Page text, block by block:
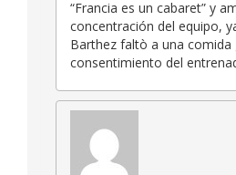
“Francia es un cabaret” y
concentración del equipo,
Barthez faltò a una comida
consentimiento del